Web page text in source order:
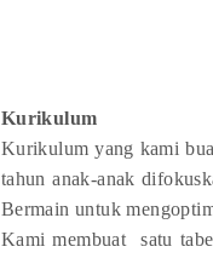
Kurikulum
Kurikulum yang kami
tahun anak-anak
Bermain untuk
Kami membuat
satu